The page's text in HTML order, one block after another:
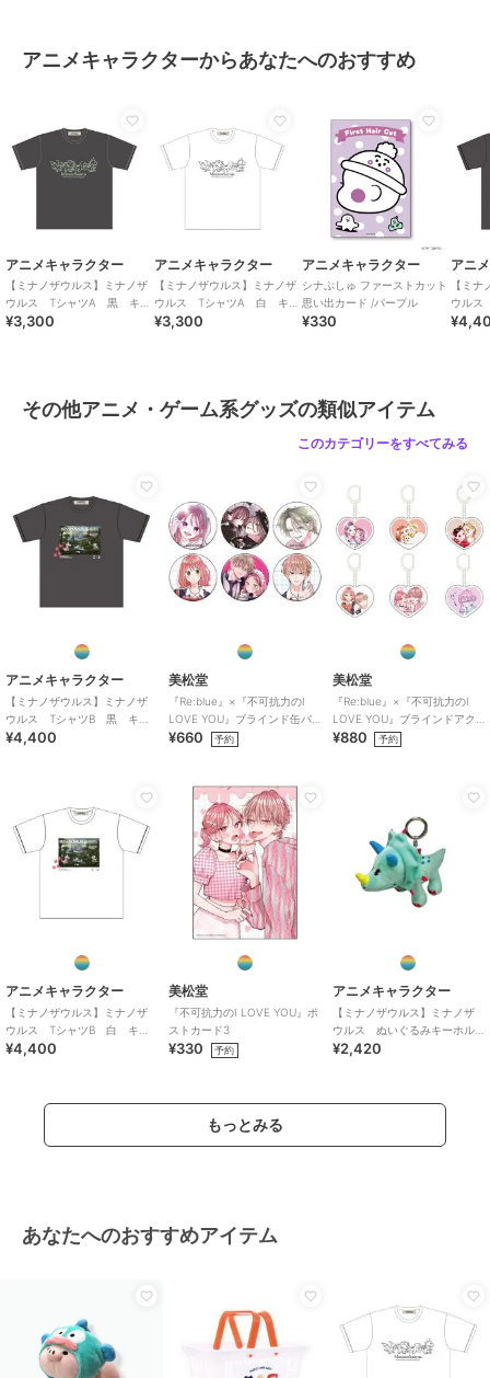
アニメキャラクターからあなたへのおすすめ
アニメキャラクター
【ミナノザウルス】ミナノザ
ウルス TシャツA 黒 キッ
ズ
¥3,300
アニメキャラクター
【ミナノザウルス】ミナノザ
ウルス TシャツA 白 キッ
ズ
¥3,300
アニメキャラクター
シナぷしゅ ファーストカット
思い出カード /パープル
¥330
アニ
【ミ
ウル
ズ
その他アニメ・ゲーム系グッズの類似アイテム
このカテゴリーをすべてみる
アニメキャラクター
【ミナノザウルス】ミナノザ
ウルス TシャツB 黒 キッ
ズ
¥4,400
美松堂
『Re:blue』×『不可抗力のI
LOVE YOU』ブラインド缶バ
ッジ（全6種）
¥660 予約
美松堂
『Re:blue』×『不可抗力のI
LOVE YOU』ブラインドアク
リルキーホルダー（全6種）
¥880 予約
アニメキャラクター
【ミナノザウルス】ミナノザ
ウルス TシャツB 白 キッ
ズ
¥4,400
美松堂
『不可抗力のI LOVE YOU』ポ
ストカード3
¥330 予約
アニメキャラクター
【ミナノザウルス】ミナノザ
ウルス ぬいぐるみキーホル
ダー Topie
¥2,420
もっとみる
あなたへのおすすめアイテム